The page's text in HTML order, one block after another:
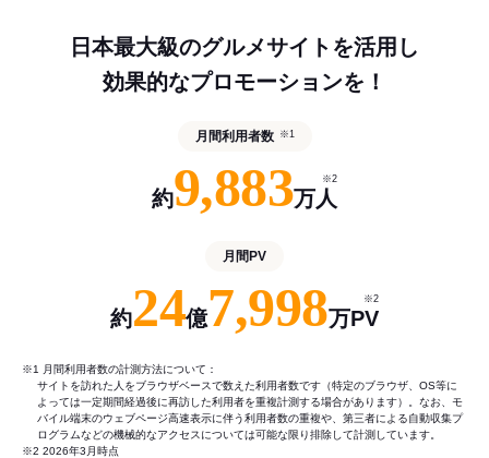
日本最大級のグルメサイトを活用し
効果的なプロモーションを！
月間利用者数 ※1
約9,883万人
※2
月間PV
約24億7,998万PV
※2
※1 月間利用者数の計測方法について：
サイトを訪れた人をブラウザベースで数えた利用者数です（特定のブラウザ、OS等に
よっては一定期間経過後に再訪した利用者を重複計測する場合があります）。なお、モ
バイル端末のウェブページ高速表示に伴う利用者数の重複や、第三者による自動収集プ
ログラムなどの機械的なアクセスについては可能な限り排除して計測しています。
※2 2026年3月時点